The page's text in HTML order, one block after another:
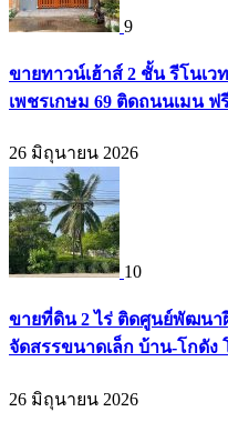
9
ขายทาวน์เฮ้าส์ 2 ชั้น รีโนเ
เพชรเกษม 69 ติดถนนเมน ฟ
26 มิถุนายน 2026
10
ขายที่ดิน 2 ไร่ ติดศูนย์พัฒนา
จัดสรรขนาดเล็ก บ้าน-โกดัง
26 มิถุนายน 2026